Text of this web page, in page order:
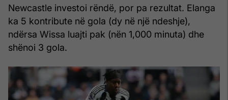
Newcastle investoi rëndë, por pa rezultat. Elanga
ka 5 kontribute në gola (dy në një ndeshje),
ndërsa Wissa luajti pak (nën 1,000 minuta) dhe
shënoi 3 gola.